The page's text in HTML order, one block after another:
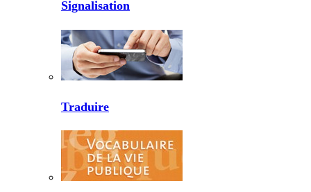
Signalisation
Traduire